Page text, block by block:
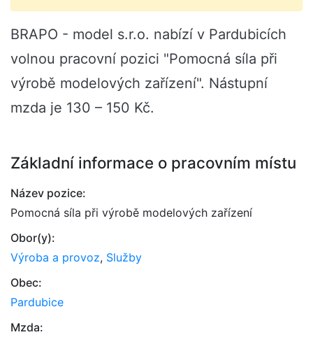
BRAPO - model s.r.o. nabízí v Pardubicích
volnou pracovní pozici "Pomocná síla při
výrobě modelových zařízení". Nástupní
mzda je 130 – 150 Kč.
Základní informace o pracovním místu
Název pozice:
Pomocná síla při výrobě modelových zařízení
Obor(y):
Výroba a provoz, Služby
Obec:
Pardubice
Mzda: